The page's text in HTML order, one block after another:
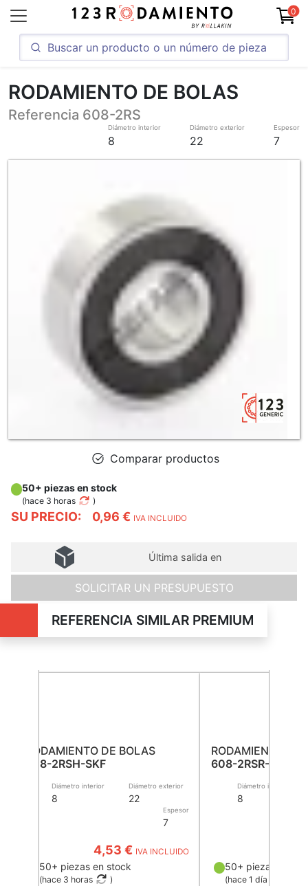
0
RODAMIENTO DE BOLAS
Referencia 608-2RS
Diámetro interior
8
Diámetro exterior
22
Espesor
7
Comparar productos
SU PRECIO: 0,96 € IVA INCLUIDO
50+ piezas en stock
(hace 3 horas )
Última salida en
SOLICITAR UN PRESUPUESTO
REFERENCIA SIMILAR PREMIUM
RODAMIENTO DE BOLAS
608-2RSH-SKF
Diámetro interior
8
Diámetro exterior
22
Espesor
7
4,53 € IVA INCLUIDO
50+ piezas en stock
(hace 3 horas )
RODAMIENTO DE
608-2RSR-HLC-
Diámetro interior
8
50+ piezas en
(hace 1 día